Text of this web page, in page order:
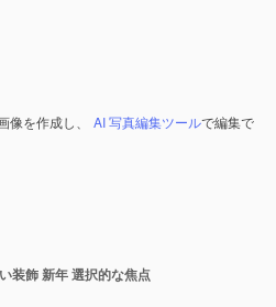
像を作成し、 AI 写真編集ツールで編集で
装飾 新年 選択的な焦点